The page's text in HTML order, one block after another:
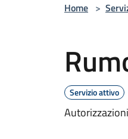
Home >
Servizio attivo